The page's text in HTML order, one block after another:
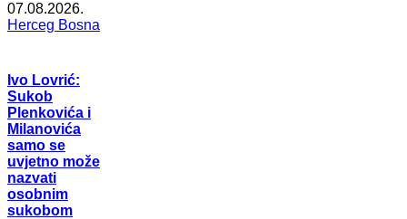
07.08.2026.
Herceg Bosna
Ivo Lovrić:
Sukob
Plenkovića i
Milanovića
samo se
uvjetno može
nazvati
osobnim
sukobom